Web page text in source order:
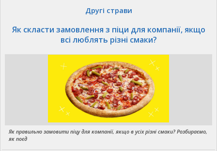
Другі страви
Як скласти замовлення з піци для компанії, якщо
всі люблять різні смаки?
Як правильно замовити піцу для компанії, якщо в усіх різні смаки? Розбираємо,
як поєд